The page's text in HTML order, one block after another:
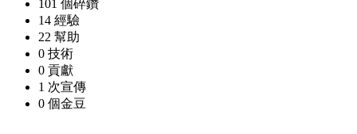
101 個碎鑽
14 經驗
22 幫助
0 技術
0 貢獻
1 次宣傳
0 個金豆